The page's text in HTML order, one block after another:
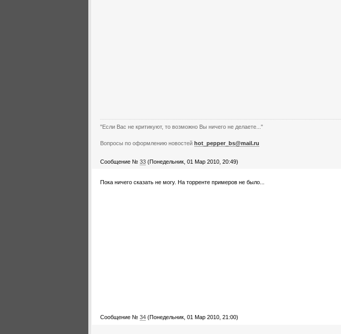
"Если Вас не критикуют, то возможно Вы ничего не делаете..."
Вопросы по оформлению новостей hot_pepper_bs@mail.ru
Сообщение № 33 (Понедельник, 01 Мар 2010, 20:49)
Пока ничего сказать не могу. На торренте примеров не было...
Сообщение № 34 (Понедельник, 01 Мар 2010, 21:00)